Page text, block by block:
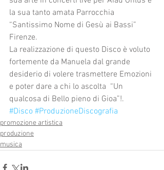
la sua tanto amata Parrocchia
“Santissimo Nome di Gesù ai Bassi”
Firenze.
La realizzazione di questo Disco è voluto
fortemente da Manuela dal grande
desiderio di volere trasmettere Emozioni
e poter dare a chi lo ascolta  “Un
qualcosa di Bello pieno di Gioa”!.
#Disco #ProduzioneDiscografia
promozione artistica
produzione
musica